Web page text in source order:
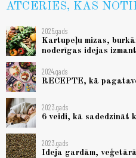
ATCERIES, KAS
2025.gads
Kartupeļu mizas,
noderīgas idejas
2024.gads
RECEPTE, kā
2023.gads
6 veidi, kā sadedzināt
2023.gads
Ideja gardām,